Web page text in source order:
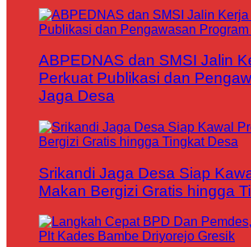
ABPEDNAS dan SMSI Jalin
Perkuat Publikasi dan
Jaga Desa
Srikandi Jaga Desa Siap
Makan Bergizi Gratis hingga